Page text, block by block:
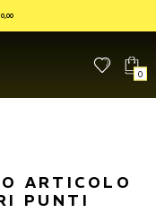
0
ARTICOLO
PUNTI